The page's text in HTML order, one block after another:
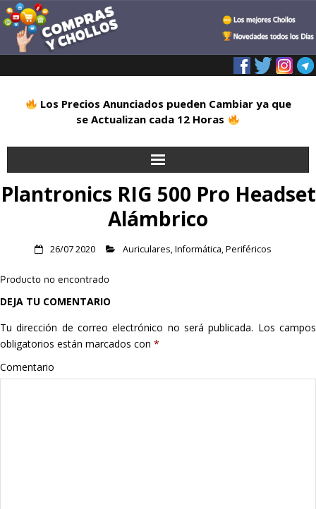
Los Precios Anunciados pueden Cambiar ya que
se Actualizan cada 12 Horas
Inicio
Deportes
Hogar
Informática
Plantronics RIG 500 Pro Headset
Alámbrico
26/07 2020 Auriculares,Informática,Periféricos
Producto no encontrado
DEJA TU COMENTARIO
Tu dirección de correo electrónico no será publicada. Los campos
obligatorios están marcados con *
Comentario